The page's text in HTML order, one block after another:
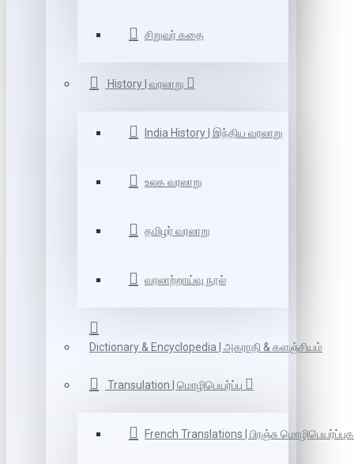
சிறுவர் கதை
History | வரலாறு
India History | இந்திய வரலாறு
உலக வரலாறு
தமிழர் வரலாறு
வரலாற்றாய்வு நூல்
Dictionary & Encyclopedia | அகராதி & களஞ்சியம்
Transulation | மொழிபெயர்ப்பு
French Translations | பிரஞ்சு